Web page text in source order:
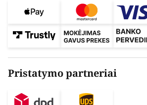
Pristatymo partneriai